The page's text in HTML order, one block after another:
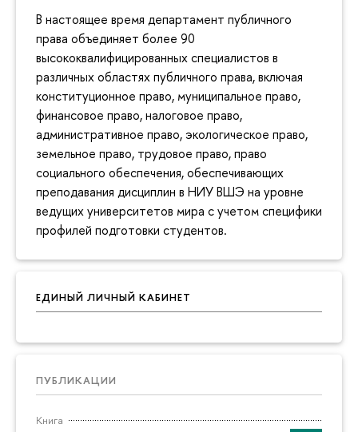
В настоящее время департамент публичного
права объединяет более 90
высококвалифицированных специалистов в
различных областях публичного права, включая
конституционное право, муниципальное право,
финансовое право, налоговое право,
административное право, экологическое право,
земельное право, трудовое право, право
социального обеспечения, обеспечивающих
преподавания дисциплин в НИУ ВШЭ на уровне
ведущих университетов мира с учетом специфики
профилей подготовки студентов.
ЕДИНЫЙ ЛИЧНЫЙ КАБИНЕТ
ПУБЛИКАЦИИ
Книга